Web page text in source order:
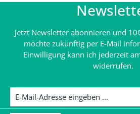
Jetzt Newsletter abonnieren und
möchte zukünftig per E-Mail
Einwilligung kann ich jederzeit
widerrufen.